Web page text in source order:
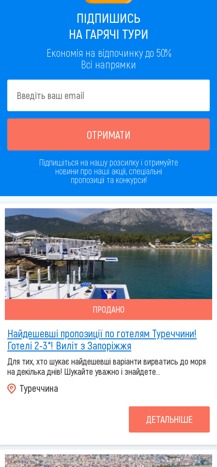
ПІДПИШИСЬ
НА ГАРЯЧІ ТУРИ
Економія на відпочинку до 50%
Всі напрямки
ОТРИМАТИ
Підпишіться на нашу розсилку і отримуйте
новини про наші акції, спеціальні
пропозиції та конкурси!
ПРОДАНО
Найдешевші пропозиції по готелям Туреччини!
Готелі 2-3*! Виліт з Запоріжжя
Для тих, хто шукає найдешевші варіанти вирватись до моря
на декілька днів! Шукайте уважно і знайдете...
Туреччина
ДЕТАЛЬНІШЕ